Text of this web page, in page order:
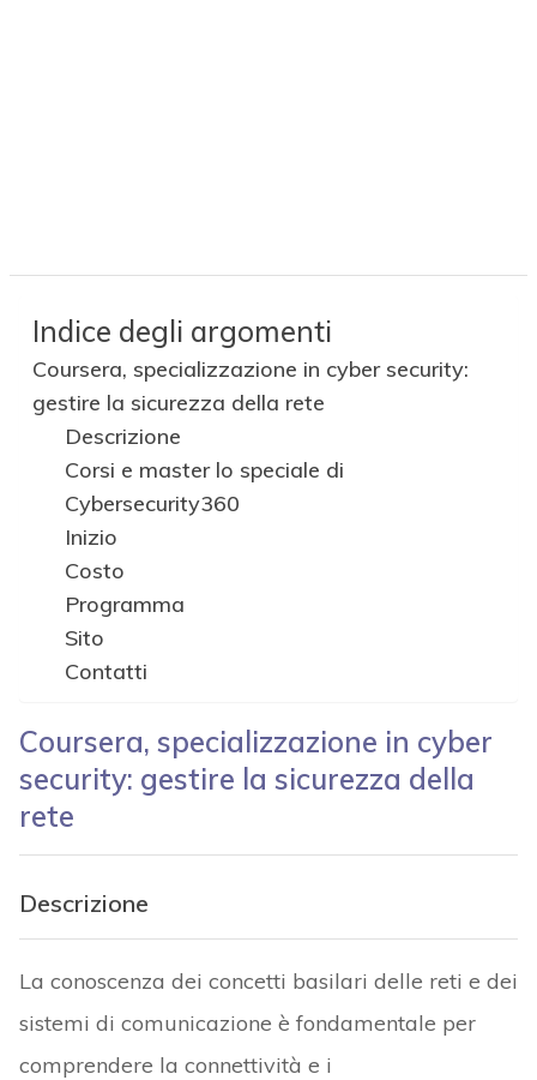
Indice degli argomenti
Coursera, specializzazione in cyber security:
gestire la sicurezza della rete
Descrizione
Corsi e master lo speciale di
Cybersecurity360
Inizio
Costo
Programma
Sito
Contatti
Coursera, specializzazione in cyber
security: gestire la sicurezza della
rete
Descrizione
La conoscenza dei concetti basilari delle reti e dei
sistemi di comunicazione è fondamentale per
comprendere la connettività e i